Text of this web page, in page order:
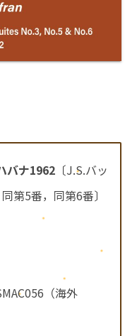
バナ1962 〔J.S.バッ
第5番，同第6番〕
（海外